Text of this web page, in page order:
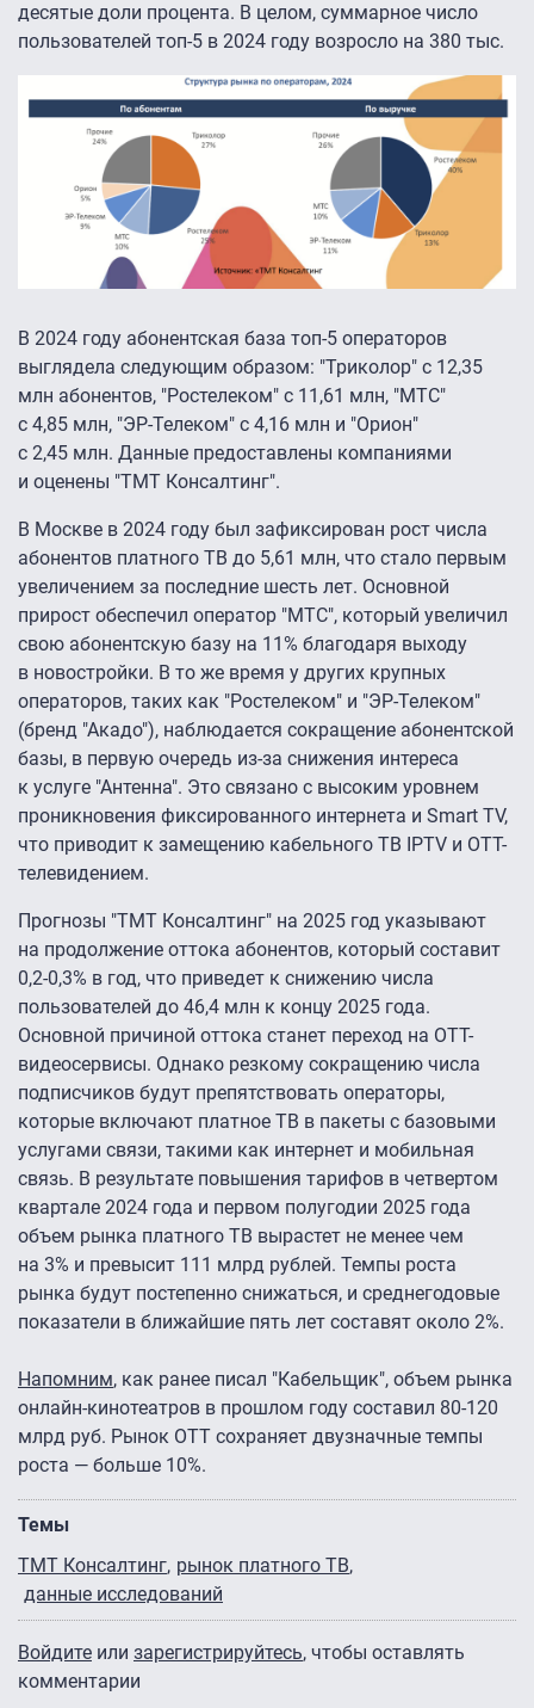
десятые доли процента. В целом, суммарное число
пользователей топ-5 в 2024 году возросло на 380 тыс.
В 2024 году абонентская база топ-5 операторов
выглядела следующим образом: "Триколор" с 12,35
млн абонентов, "Ростелеком" с 11,61 млн, "МТС"
с 4,85 млн, "ЭР-Телеком" с 4,16 млн и "Орион"
с 2,45 млн. Данные предоставлены компаниями
и оценены "ТМТ Консалтинг".
В Москве в 2024 году был зафиксирован рост числа
абонентов платного ТВ до 5,61 млн, что стало первым
увеличением за последние шесть лет. Основной
прирост обеспечил оператор "МТС", который увеличил
свою абонентскую базу на 11% благодаря выходу
в новостройки. В то же время у других крупных
операторов, таких как "Ростелеком" и "ЭР-Телеком"
(бренд "Акадо"), наблюдается сокращение абонентской
базы, в первую очередь из-за снижения интереса
к услуге "Антенна". Это связано с высоким уровнем
проникновения фиксированного интернета и Smart TV,
что приводит к замещению кабельного ТВ IPTV и OTT-
телевидением.
Прогнозы "ТМТ Консалтинг" на 2025 год указывают
на продолжение оттока абонентов, который составит
0,2-0,3% в год, что приведет к снижению числа
пользователей до 46,4 млн к концу 2025 года.
Основной причиной оттока станет переход на OTT-
видеосервисы. Однако резкому сокращению числа
подписчиков будут препятствовать операторы,
которые включают платное ТВ в пакеты с базовыми
услугами связи, такими как интернет и мобильная
связь. В результате повышения тарифов в четвертом
квартале 2024 года и первом полугодии 2025 года
объем рынка платного ТВ вырастет не менее чем
на 3% и превысит 111 млрд рублей. Темпы роста
рынка будут постепенно снижаться, и среднегодовые
показатели в ближайшие пять лет составят около 2%.
Напомним, как ранее писал "Кабельщик", объем рынка
онлайн-кинотеатров в прошлом году составил 80-120
млрд руб. Рынок ОТТ сохраняет двузначные темпы
роста — больше 10%.
Темы
ТМТ Консалтинг рынок платного ТВ
данные исследований
Войдите или зарегистрируйтесь, чтобы оставлять
комментарии